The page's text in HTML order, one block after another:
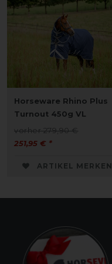
Horseware Rhino Plus
Turnout 450g VL
vorher 279,90 €
251,95 € *
ARTIKEL MERKEN